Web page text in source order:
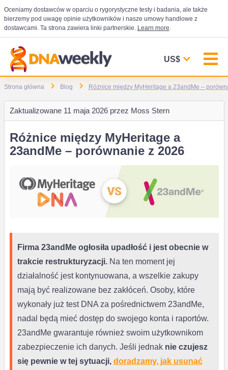
Oceniamy dostawców w oparciu o rygorystyczne testy i badania, ale także
bierzemy pod uwagę opinie użytkowników i nasze umowy handlowe z
dostawcami. Ta strona zawiera linki partnerskie. Learn more.
US$
Strona główna Blog Różnice między MyHeritage a 23andMe –
Zaktualizowane11 maja 2026 przez Moss Stern
Różnice między MyHeritage a
23andMe – porównanie z 2026
Firma 23andMe ogłosiła upadłość i jest obecnie w
trakcie restrukturyzacji.Na ten moment jej
działalność jest kontynuowana, a wszelkie zakupy
mają być realizowane bez zakłóceń. Osoby, które
wykonały już test DNA za pośrednictwem 23andMe,
nadal będą mieć dostęp do swojego konta i raportów.
23andMe gwarantuje również swoim użytkownikom
zabezpieczenie ich danych. Jeśli jednak nie czujesz
się pewnie w tej sytuacji, doradzamy, jak usunąć